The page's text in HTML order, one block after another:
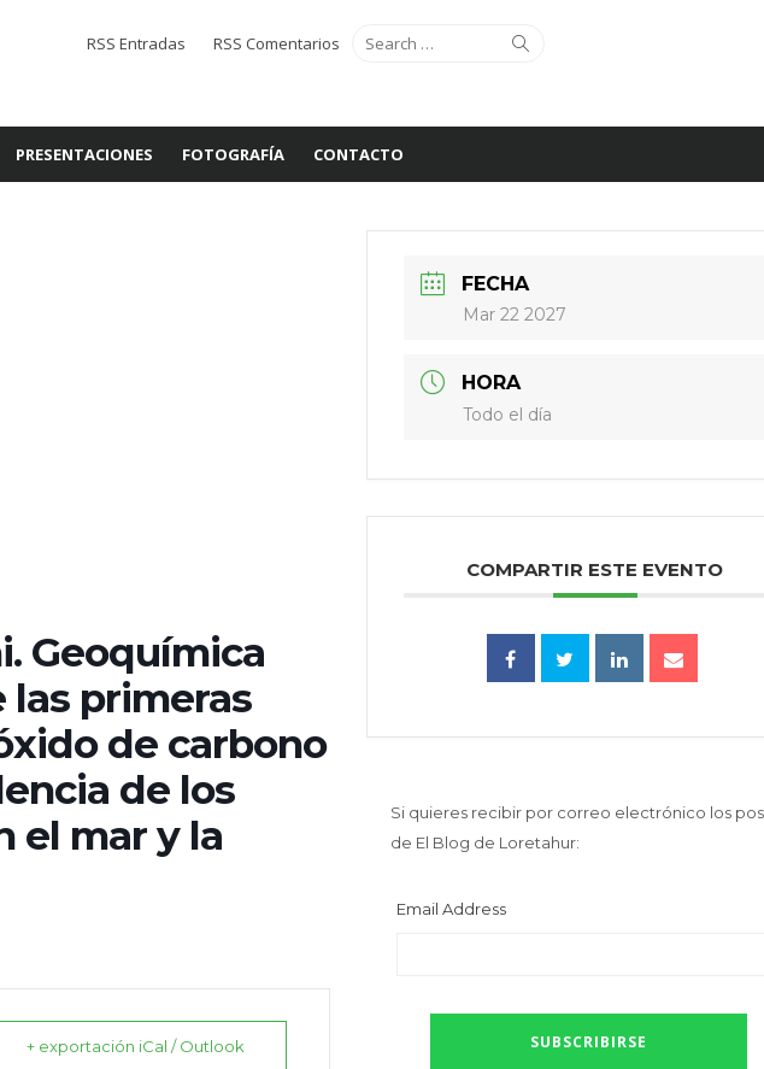
Search
for:
RSS Entradas RSS Comentarios
PRESENTACIONES FOTOGRAFÍA CONTACTO
Geoquímica
las primeras
de carbono
de los
el mar y la
+ exportación iCal / Outlook
FECHA
Mar 22 2027
HORA
Todo el día
COMPARTIR ESTE EVENTO
Si quieres recibir por correo electrónico los
de El Blog de Loretahur:
Email Address